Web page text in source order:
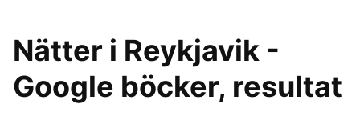
Nätter i Reykjavik -
Google böcker, resultat